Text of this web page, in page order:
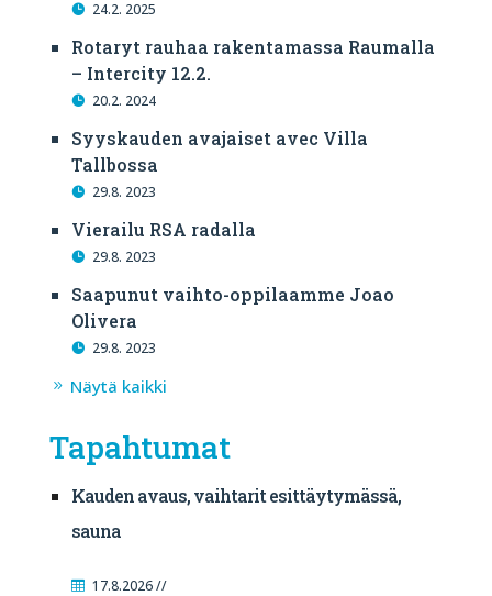
24.2. 2025
Rotaryt rauhaa rakentamassa Raumalla
– Intercity 12.2.
20.2. 2024
Syyskauden avajaiset avec Villa
Tallbossa
29.8. 2023
Vierailu RSA radalla
29.8. 2023
Saapunut vaihto-oppilaamme Joao
Olivera
29.8. 2023
Näytä kaikki
Tapahtumat
Kauden avaus, vaihtarit esittäytymässä,
sauna
17.8.2026 //